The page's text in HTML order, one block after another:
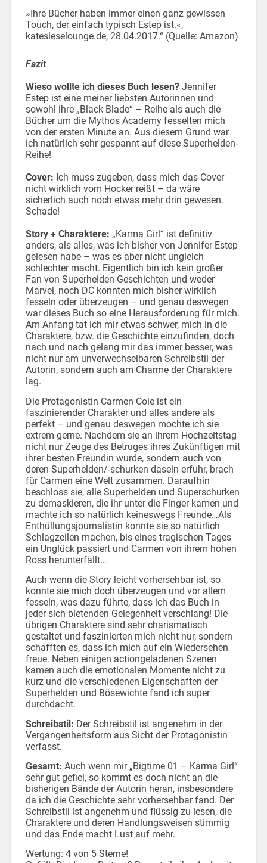
»Ihre Bücher haben immer einen ganz gewissen
Touch, der einfach typisch Estep ist.«,
katesleselounge.de, 28.04.2017.“ (Quelle: Amazon)
Fazit
Wieso wollte ich dieses Buch lesen? Jennifer
Estep ist eine meiner liebsten Autorinnen und
sowohl ihre „Black Blade“ – Reihe als auch die
Bücher um die Mythos Academy fesselten mich
von der ersten Minute an. Aus diesem Grund war
ich natürlich sehr gespannt auf diese Superhelden-
Reihe!
Cover: Ich muss zugeben, dass mich das Cover
nicht wirklich vom Hocker reißt – da wäre
sicherlich auch noch etwas mehr drin gewesen.
Schade!
Story + Charaktere: „Karma Girl“ ist definitiv
anders, als alles, was ich bisher von Jennifer Estep
gelesen habe – was es aber nicht ungleich
schlechter macht. Eigentlich bin ich kein großer
Fan von Superhelden Geschichten und weder
Marvel, noch DC konnten mich bisher wirklich
fesseln oder überzeugen – und genau deswegen
war dieses Buch so eine Herausforderung für mich.
Am Anfang tat ich mir etwas schwer, mich in die
Charaktere, bzw. die Geschichte einzufinden, doch
nach und nach gelang mir das immer besser, was
nicht nur am unverwechselbaren Schreibstil der
Autorin, sondern auch am Charme der Charaktere
lag.
Die Protagonistin Carmen Cole ist ein
faszinierender Charakter und alles andere als
perfekt – und genau deswegen mochte ich sie
extrem gerne. Nachdem sie an ihrem Hochzeitstag
nicht nur Zeuge des Betruges ihres Zukünftigen mit
ihrer besten Freundin wurde, sondern auch von
deren Superhelden/-schurken dasein erfuhr, brach
für Carmen eine Welt zusammen. Daraufhin
beschloss sie, alle Superhelden und Superschurken
zu demaskieren, die ihr unter die Finger kamen und
machte ich so natürlich keineswegs Freunde…Als
Enthüllungsjournalistin konnte sie so natürlich
Schlagzeilen machen, bis eines tragischen Tages
ein Unglück passiert und Carmen von ihrem hohen
Ross herunterfällt…
Auch wenn die Story leicht vorhersehbar ist, so
konnte sie mich doch überzeugen und vor allem
fesseln, was dazu führte, dass ich das Buch in
jeder sich bietenden Gelegenheit verschlang! Die
übrigen Charaktere sind sehr charismatisch
gestaltet und faszinierten mich nicht nur, sondern
schafften es, dass ich mich auf ein Wiedersehen
freue. Neben einigen actiongeladenen Szenen
kamen auch die emotionalen Momente nicht zu
kurz und die verschiedenen Eigenschaften der
Superhelden und Bösewichte fand ich super
durchdacht.
Schreibstil: Der Schreibstil ist angenehm in der
Vergangenheitsform aus Sicht der Protagonistin
verfasst.
Gesamt: Auch wenn mir „Bigtime 01 – Karma Girl“
sehr gut gefiel, so kommt es doch nicht an die
bisherigen Bände der Autorin heran, insbesondere
da ich die Geschichte sehr vorhersehbar fand. Der
Schreibstil ist angenehm und flüssig zu lesen, die
Charaktere und deren Handlungsweisen stimmig
und das Ende macht Lust auf mehr.
Wertung: 4 von 5 Sterne!